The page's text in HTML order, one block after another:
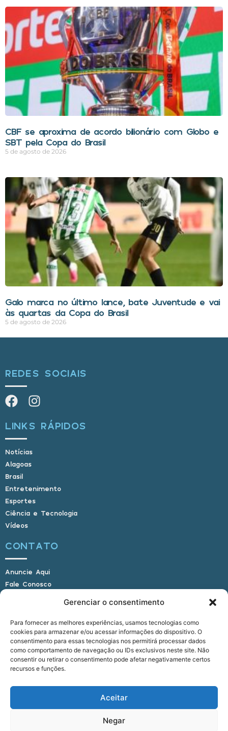
Gerenciar o consentimento
Para fornecer as melhores experiências, usamos tecnologias como
cookies para armazenar e/ou acessar informações do dispositivo. O
consentimento para essas tecnologias nos permitirá processar dados
como comportamento de navegação ou IDs exclusivos neste site. Não
consentir ou retirar o consentimento pode afetar negativamente certos
recursos e funções.
Aceitar
Negar
CBF se aproxima de acordo bilionário com Globo e
SBT pela Copa do Brasil
5 de agosto de 2026
Galo marca no último lance, bate Juventude e vai
às quartas da Copa do Brasil
5 de agosto de 2026
REDES SOCIAIS
LINKS RÁPIDOS
Notícias
Alagoas
Brasil
Entretenimento
Esportes
Ciência e Tecnologia
Vídeos
CONTATO
Anuncie Aqui
Fale Conosco
E-mail: alagoasbrasilnoticias@gmail.com
Telefone: (82) 9 9691-0391 (Whatsapp)
Responsável Técnico: Crysthyan Carlos
Rua do Sau - Centro - Anadia - AL - CEP:
© 2022 - 2026 Alagoas Brasil Notícias. Todos os
direitos reservados.